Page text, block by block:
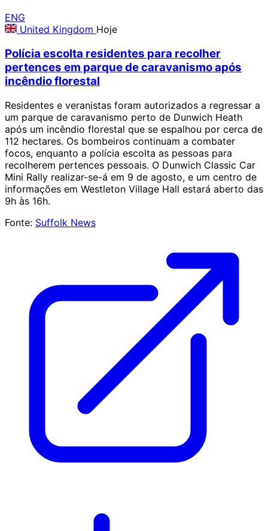
ENG
United Kingdom Hoje
Polícia escolta residentes para recolher
pertences em parque de caravanismo após
incêndio florestal
Residentes e veranistas foram autorizados a regressar a
um parque de caravanismo perto de Dunwich Heath
após um incêndio florestal que se espalhou por cerca de
112 hectares. Os bombeiros continuam a combater
focos, enquanto a polícia escolta as pessoas para
recolherem pertences pessoais. O Dunwich Classic Car
Mini Rally realizar-se-á em 9 de agosto, e um centro de
informações em Westleton Village Hall estará aberto das
9h às 16h.
Fonte: Suffolk News